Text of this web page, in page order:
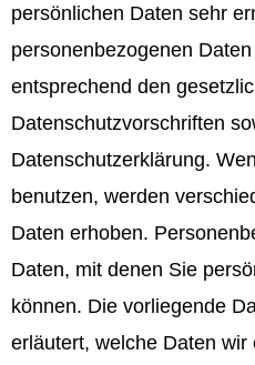
persönlichen Daten sehr
personenbezogenen
entsprechend den
Datenschutzvorschriften
Datenschutzerklärung.
benutzen, werden
Daten erhoben.
Daten, mit denen Sie
können. Die vorliegende
erläutert, welche Daten